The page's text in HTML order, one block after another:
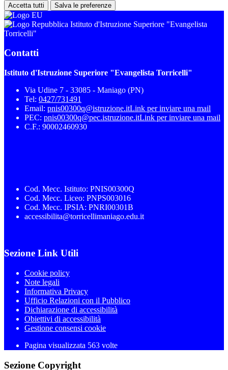
Accetta tutti Salva le preferenze
Istituto d'Istruzione Superiore "Evangelista
Torricelli"
Contatti
Istituto d'Istruzione Superiore "Evangelista Torricelli"
Via Udine 7 - 33085 - Maniago (PN)
Tel: 0427/731491
Email: pnis00300q@istruzione.itLink per inviare una mail
PEC: pnis00300q@pec.istruzione.itLink per inviare una mail
C.F.: 90002460930
Cod. Mecc. Istituto: PNIS00300Q
Cod. Mecc. Liceo: PNPS003016
Cod. Mecc. IPSIA: PNRI00301B
accessibilita@torricellimaniago.edu.it
Sezione Link Utili
Cookie policy
Note legali
Informativa Privacy
Ufficio Relazioni con il Pubblico
Dichiarazione di accessibilità
Obiettivi di accessibilità
Gestione consensi cookie
Pagina visualizzata 563 volte
Sezione Copyright